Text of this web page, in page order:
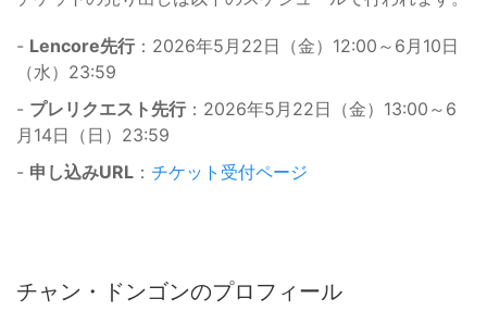
- Lencore先行：2026年5月22日（金）12:00～6月10日
（水）23:59
- プレリクエスト先行：2026年5月22日（金）13:00～6
月14日（日）23:59
- 申し込みURL ： チケット受付ページ
チャン・ドンゴンのプロフィール